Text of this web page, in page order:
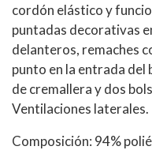
cordón elástico y
puntadas decorativas
delanteros, remaches
punto en la entrada
de cremallera y dos
Ventilaciones laterales.
Composición: 94%